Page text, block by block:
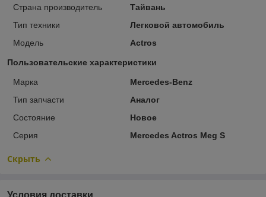
Страна производитель
Тайвань
Тип техники
Легковой автомобиль
Модель
Actros
Пользовательские характеристики
Марка
Mercedes-Benz
Тип запчасти
Аналог
Состояние
Новое
Серия
Mercedes Actros Meg S
Скрыть
Условия доставки